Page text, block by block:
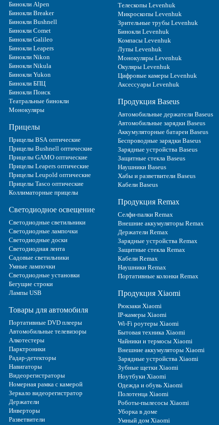
Бинокли Alpen
Бинокли Breaker
Бинокли Bushnell
Бинокли Comet
Бинокли Galileo
Бинокли Leapers
Бинокли Nikon
Бинокли Nikula
Бинокли Yukon
Бинокли БПЦ
Бинокли Поиск
Театральные бинокли
Монокуляры
Прицелы
Прицелы BSA оптические
Прицелы Bushnell оптические
Прицелы GAMO оптические
Прицелы Leapers оптические
Прицелы Leupold оптические
Прицелы Tasco оптические
Коллиматорные прицелы
Светодиодное освещение
Светодиодные светильники
Светодиодные лампочки
Светодиодные доски
Светодиодная лента
Садовые светильники
Умные лампочки
Светодиодные установки
Бегущие строки
Лампы USB
Товары для автомобиля
Портативные DVD плееры
Автомобильные телевизоры
Алкотестеры
Парктроники
Радар-детекторы
Навигаторы
Видеорегистраторы
Номерная рамка с камерой
Зеркало видеорегистратор
Держатели
Инверторы
Разветвители
Телескопы Levenhuk
Микроскопы Levenhuk
Зрительные трубы Levenhuk
Бинокли Levenhuk
Компасы Levenhuk
Лупы Levenhuk
Монокуляры Levenhuk
Окуляры Levenhuk
Цифровые камеры Levenhuk
Аксессуары Levenhuk
Продукция Baseus
Автомобильные держатели Baseus
Автомобильные зарядки Baseus
Аккумуляторные батареи Baseus
Беспроводные зарядки Baseus
Зарядные устройства Baseus
Защитные стекла Baseus
Наушники Baseus
Хабы и разветвители Baseus
Кабели Baseus
Продукция Remax
Селфи-палки Remax
Внешние аккумуляторы Remax
Держатели Remax
Зарядные устройства Remax
Защитные стекла Remax
Кабели Remax
Наушники Remax
Портативные колонки Remax
Продукция Xiaomi
Рюкзаки Xiaomi
IP-камеры Xiaomi
Wi-Fi роутеры Xiaomi
Бытовая техника Xiaomi
Чайники и термосы Xiaomi
Внешние аккумуляторы Xiaomi
Зарядные устройства Xiaomi
Зубные щетки Xiaomi
Ноутбуки Xiaomi
Одежда и обувь Xiaomi
Полотенца Xiaomi
Роботы-пылесосы Xiaomi
Уборка в доме
Умный дом Xiaomi